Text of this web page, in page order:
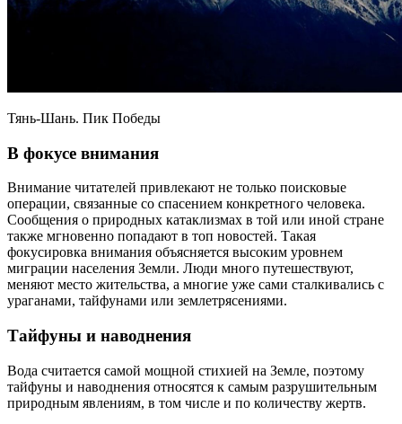
Тянь-Шань. Пик Победы
В фокусе внимания
Внимание читателей привлекают не только поисковые
операции, связанные со спасением конкретного человека.
Сообщения о природных катаклизмах в той или иной стране
также мгновенно попадают в топ новостей. Такая
фокусировка внимания объясняется высоким уровнем
миграции населения Земли. Люди много путешествуют,
меняют место жительства, а многие уже сами сталкивались с
ураганами, тайфунами или землетрясениями.
Тайфуны и наводнения
Вода считается самой мощной стихией на Земле, поэтому
тайфуны и наводнения относятся к самым разрушительным
природным явлениям, в том числе и по количеству жертв.